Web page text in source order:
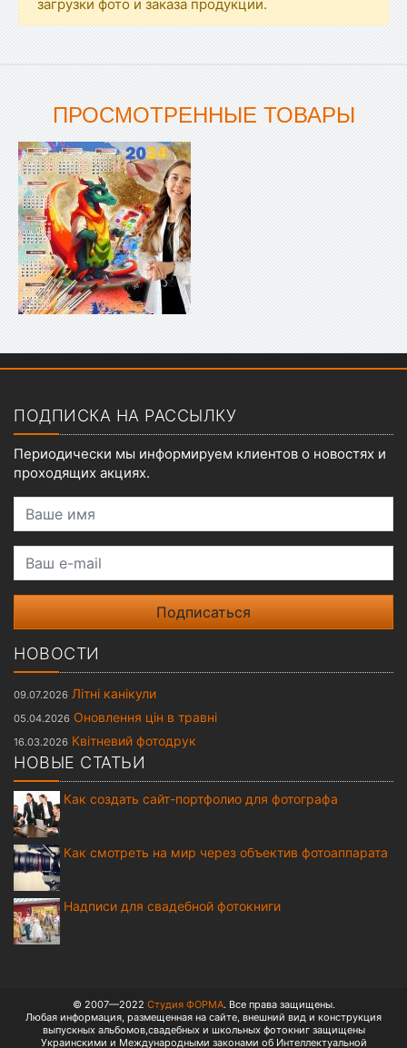
загрузки фото и заказа продукции.
ПРОСМОТРЕННЫЕ ТОВАРЫ
ПОДПИСКА НА РАССЫЛКУ
Периодически мы информируем клиентов о новостях и
проходящих акциях.
Ваше имя
Ваш e-mail
НОВОСТИ
09.07.2026 Літні канікули
05.04.2026 Оновлення цін в травні
16.03.2026 Квітневий фотодрук
НОВЫЕ СТАТЬИ
Как создать сайт-портфолио для фотографа
Как смотреть на мир через объектив фотоаппарата
Надписи для свадебной фотокниги
© 2007—2022 Студия ФОРМА. Все права защищены.
Любая информация, размещенная на сайте, внешний вид и конструкция
выпускных альбомов,свадебных и школьных фотокниг защищены
Украинскими и Международными законами об Интеллектуальной